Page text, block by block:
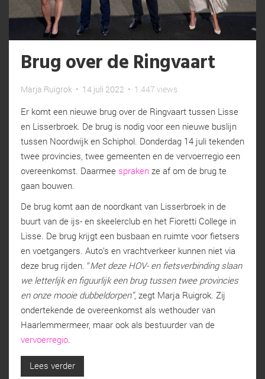
Brug over de Ringvaart
Marja Ruigrok • 14 juli 2022 • 1.447 views
Er komt een nieuwe brug over de Ringvaart tussen Lisse
en Lisserbroek. De brug is nodig voor een nieuwe buslijn
tussen Noordwijk en Schiphol. Donderdag 14 juli tekenden
twee provincies, twee gemeenten en de vervoerregio een
overeenkomst. Daarmee spraken ze af om de brug te
gaan bouwen.
De brug komt aan de noordkant van Lisserbroek in de
buurt van de ijs- en skeelerclub en het Fioretti College in
Lisse. De brug krijgt een busbaan en ruimte voor fietsers
en voetgangers. Auto’s en vrachtverkeer kunnen niet via
deze brug rijden. ‘’Met deze HOV- en fietsverbinding slaan
we letterlijk en figuurlijk een brug tussen twee provincies
en onze mooie dubbeldorpen”, zegt Marja Ruigrok. Zij
ondertekende de overeenkomst als wethouder van
Haarlemmermeer, maar ook als bestuurder van de
vervoerregio.
Lees verder